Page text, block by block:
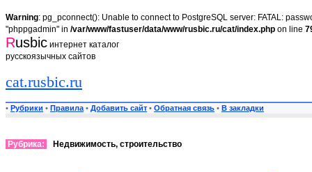
Warning: pg_pconnect(): Unable to connect to PostgreSQL server: FATAL:
"phppgadmin" in /var/www/fastuser/data/www/rusbic.ru/cat/index.php on line
Rusbic интернет каталог
русскоязычных сайтов
cat.rusbic.ru
• Рубрики • Правила • Добавить сайт • Обратная связь • В закладки
Рубрика: Недвижимость, строительство